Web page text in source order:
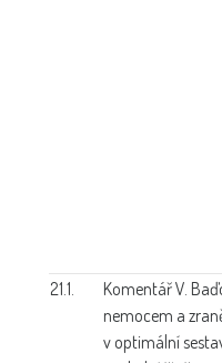
21.1. Komentář V.
nemocem a
v optimální